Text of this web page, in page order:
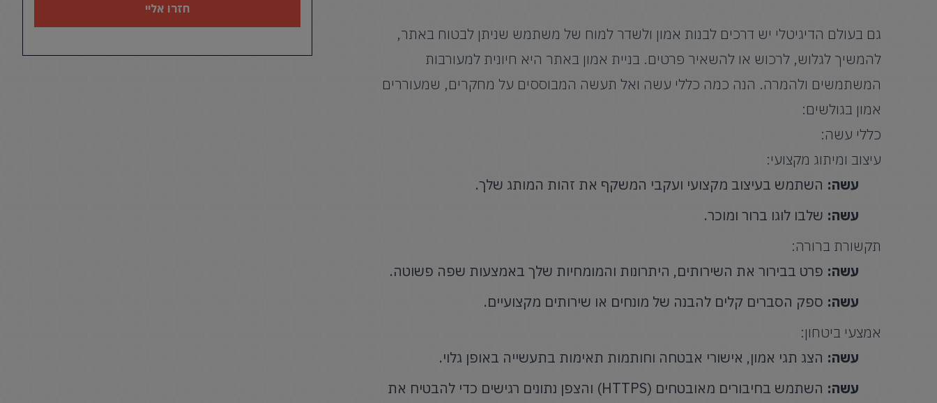
גם בעולם הדיגיטלי יש דרכים לבנות אמון ולשדר למוח של משתמש שניתן לבטוח באתר,
להמשיך לגלוש, לרכוש או להשאיר פרטים. בניית אמון באתר היא חיונית למעורבות
המשתמשים ולהמרה. הנה כמה כללי עשה ואל תעשה המבוססים על מחקרים, שמעוררים
אמון בגולשים:
כללי עשה:
עיצוב ומיתוג מקצועי:
עשה: השתמש בעיצוב מקצועי ועקבי המשקף את זהות המותג שלך.
עשה: שלבו לוגו ברור ומוכר.
תקשורת ברורה:
עשה: פרט בבירור את השירותים, היתרונות והמומחיות שלך באמצעות שפה פשוטה.
עשה: ספק הסברים קלים להבנה של מונחים או שירותים מקצועיים.
אמצעי ביטחון:
עשה: הצג תגי אמון, אישורי אבטחה וחותמות תאימות בתעשייה באופן גלוי.
עשה:
השתמש בחיבורים מאובטחים (HTTPS) והצפן נתונים רגישים כדי להבטיח את
חזרו אליי